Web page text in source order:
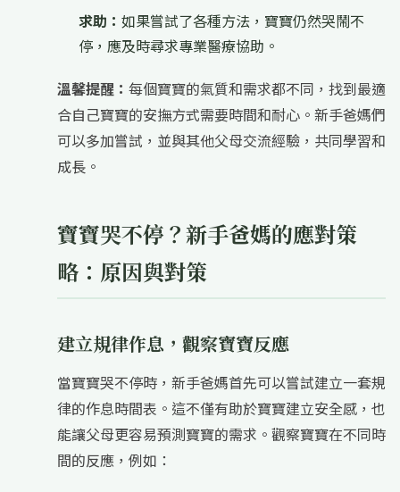
求助： 如果嘗試了各種方法，寶寶仍然哭鬧不
停，應及時尋求專業醫療協助。
溫馨提醒： 每個寶寶的氣質和需求都不同，找到最適
合自己寶寶的安撫方式需要時間和耐心。新手爸媽們
可以多加嘗試，並與其他父母交流經驗，共同學習和
成長。
寶寶哭不停？新手爸媽的應對策
略：原因與對策
建立規律作息，觀察寶寶反應
當寶寶哭不停時，新手爸媽首先可以嘗試建立一套規
律的作息時間表。這不僅有助於寶寶建立安全感，也
能讓父母更容易預測寶寶的需求。觀察寶寶在不同時
間的反應，例如：